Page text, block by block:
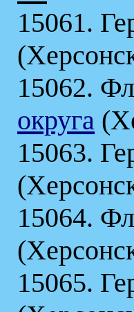
15061.
15062.
округа
15063.
15064.
15065.